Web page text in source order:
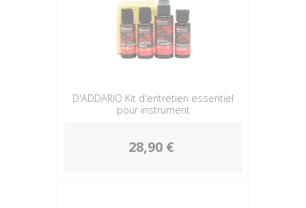
D'ADDARIO Kit d'entretien essentiel
pour instrument
28,90 €